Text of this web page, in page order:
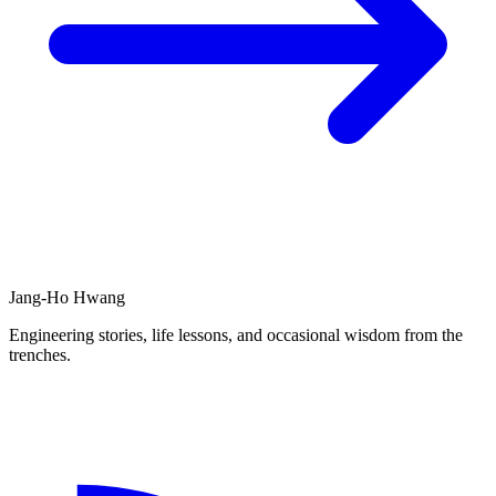
Jang-Ho Hwang
Engineering stories, life lessons, and occasional wisdom from the
trenches.